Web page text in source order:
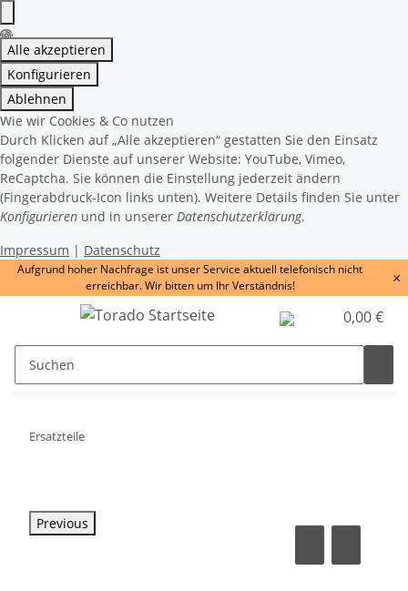
Alle akzeptieren
Konfigurieren
Ablehnen
Wie wir Cookies & Co nutzen
Durch Klicken auf „Alle akzeptieren“ gestatten Sie den Einsatz
folgender Dienste auf unserer Website: YouTube, Vimeo,
ReCaptcha. Sie können die Einstellung jederzeit ändern
(Fingerabdruck-Icon links unten). Weitere Details finden Sie unter
Konfigurieren und in unserer Datenschutzerklärung.
Impressum | Datenschutz
Aufgrund hoher Nachfrage ist unser Service aktuell telefonisch nicht
erreichbar. Wir bitten um Ihr Verständnis!
×
0,00 €
Ersatzteile
Previous